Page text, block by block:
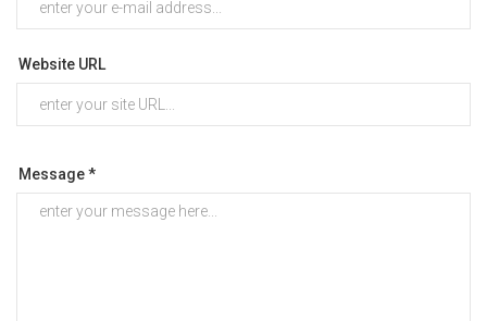
Website URL
Message *